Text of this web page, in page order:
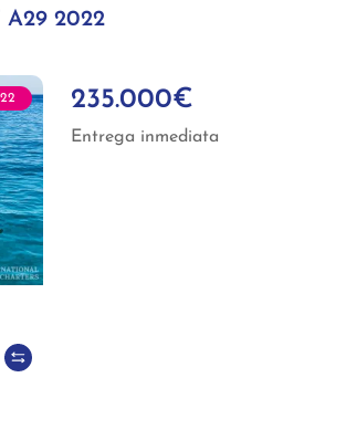
A29 2022
235.000€
Entrega inmediata